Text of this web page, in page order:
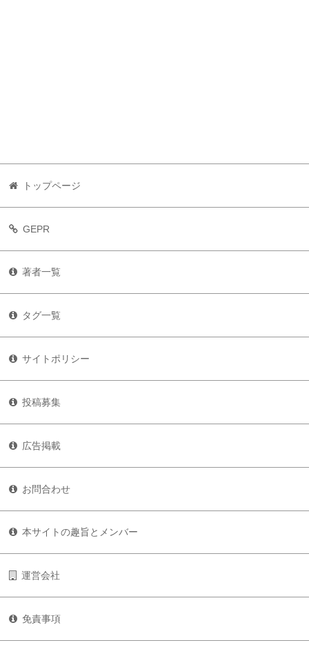
トップページ
GEPR
著者一覧
タグ一覧
サイトポリシー
投稿募集
広告掲載
お問合わせ
本サイトの趣旨とメンバー
運営会社
免責事項